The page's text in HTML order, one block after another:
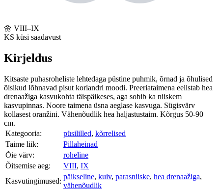
🌼 VIII–IX
KS küsi saadavust
Kirjeldus
Kitsaste puhasroheliste lehtedaga püstine puhmik, õrnad ja õhulised
õisikud lõhnavad pisut koriandri moodi. Preeriataimena eelistab hea
drenaažiga kasvukohta täispäikeses, aga sobib ka niiskem
kasvupinnas. Noore taimena üsna aeglase kasvuga. Sügisvärv
kollasest oranžini. Vähenõudlik hea haljastustaim. Kõrgus 50-90
cm.
Kategooria:
püsililled, kõrrelised
Taime liik:
Pillaheinad
Õie värv:
roheline
Õitsemise aeg:
VIII, IX
Kasvutingimused:
päikseline, kuiv, parasniiske, hea drenaažiga,
vähenõudlik